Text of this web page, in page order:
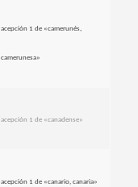
acepción 1 de «camerunés,
camerunesa»
acepción 1 de «canadense»
acepción 1 de «canario, canaria»